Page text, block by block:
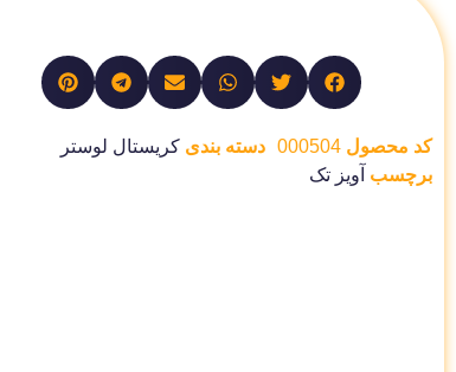
کد محصول 000504 دسته بندی کریستال لوستر
برچسب آویز تک